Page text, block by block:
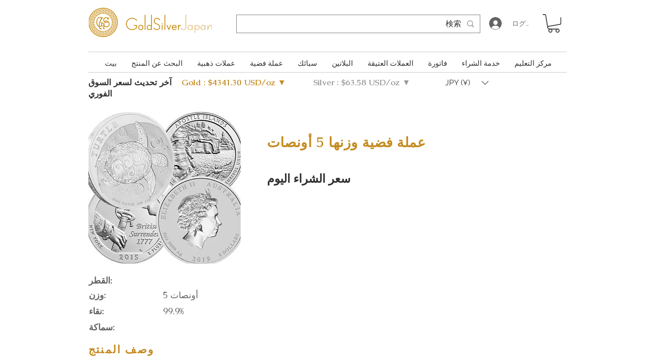
ログイン
بيت البحث عن المنتج عملات ذهبية عملة فضية سبائك البلاتين العملات العتيقة فاتورة خدمة الشراء مركز التعليم
آخر تحديث لسعر السوق
الفوري
Gold : $4341.30 USD/oz ▼ Silver : $63.58 USD/oz ▼ JPY (¥)
عملة فضية وزنها 5 أونصات
سعر الشراء اليوم
القطر:
وزن:
5 أونصات
نقاء:
99.9%
سماكة:
وصف المنتج